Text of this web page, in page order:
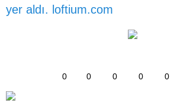
yer aldı. loftium.com
0 0 0 0 0